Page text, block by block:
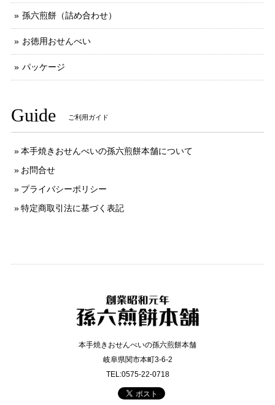
孫六煎餅（詰め合わせ）
お徳用おせんべい
パッケージ
Guide ご利用ガイド
本手焼きおせんべいの孫六煎餅本舗について
お問合せ
プライバシーポリシー
特定商取引法に基づく表記
本手焼きおせんべいの孫六煎餅本舗
岐阜県関市本町3-6-2
TEL:0575-22-0718